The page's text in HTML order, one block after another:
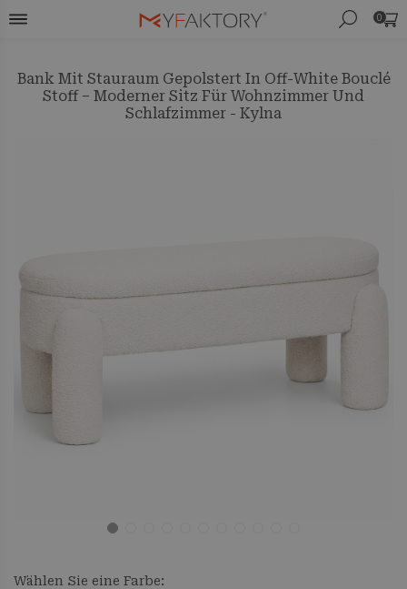
0
Bank Mit Stauraum Gepolstert In Off-White Bouclé
Stoff – Moderner Sitz Für Wohnzimmer Und
Schlafzimmer - Kylna
Wählen Sie eine Farbe: